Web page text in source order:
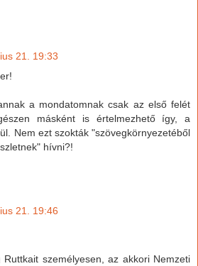
21. 19:33
a mondatomnak csak az első felét
másként is értelmezhető így, a
Nem ezt szokták "szövegkörnyezetéből
hívni?!
21. 19:46
személyesen, az akkori Nemzeti